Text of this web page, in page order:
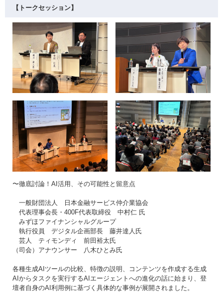
【トークセッション】
〜徹底討論！AI活用、その可能性と留意点
一般財団法人 日本金融サービス仲介業協会
代表理事会長・400F代表取締役 中村仁 氏
みずほファイナンシャルグループ
執行役員 デジタル企画部長 藤井達人氏
芸人 ティモンディ 前田裕太氏
（司会）アナウンサー 八木ひとみ氏
各種生成AIツールの比較、特徴の説明、コンテンツを作成する生成
AIからタスクを実行するAIエージェントへの進化の話に始まり、登
壇者自身のAI利用例に基づく具体的な事例が展開されました。